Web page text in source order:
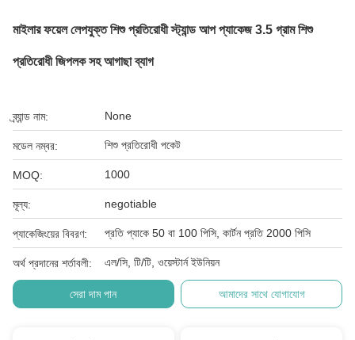
মাইলার ফয়েল লেপযুক্ত শিশু প্রতিরোধী স্ট্যান্ড আপ প্যাকেজ 3.5 গ্রাম শিশু
প্রতিরোধী জিপলক সহ আগাছা ব্যাগ
ব্র্যান্ড নাম: None
মডেল নম্বর: শিশু প্রতিরোধী পকেট
MOQ: 1000
মূল্য: negotiable
প্যাকেজিংয়ের বিবরণ: প্রতি প্যাকে 50 বা 100 পিসি, কার্টন প্রতি 2000 পিসি
অর্থ প্রদানের শর্তাবলী: এল/সি, টি/টি, ওয়েস্টার্ন ইউনিয়ন
সেরা দাম পান আমাদের সাথে যোগাযোগ